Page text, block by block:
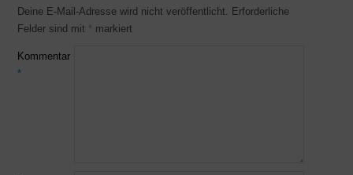
Deine E-Mail-Adresse wird nicht veröffentlicht. Erforderliche
Felder sind mit * markiert
Kommentar
*